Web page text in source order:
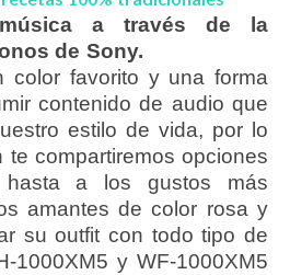
a través de la
de Sony.
color favorito y una forma
contenido de audio que
estilo de vida, por lo
te compartiremos opciones
a los gustos más
amantes de color rosa y
su outfit con todo tipo de
1000XM5 y WF-1000XM5